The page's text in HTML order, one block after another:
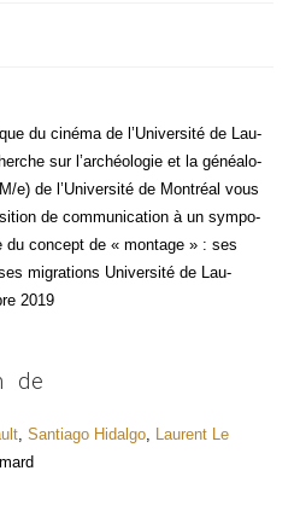
du ciné­ma de l’Université de Lau­
sur l’archéologie et la généa­lo­
e) de l’Université de Mont­réal vous
de com­mu­ni­ca­tion à un sym­po­
du concept de « mon­tage » : ses
migra­tions Uni­ver­si­té de Lau­
2019
de
,San­tia­go Hidal­go Laurent Le